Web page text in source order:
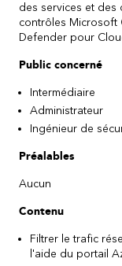
des services et des
contrôles Microsoft
Defender pour
Public concerné
Intermédiaire
Administrateur
Ingénieur de
Préalables
Aucun
Contenu
Filtrer le trafic
l'aide du portail